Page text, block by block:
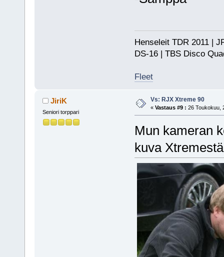
Henseleit TDR 2011 |
DS-16 | TBS Disco
Fleet
JiriK
Seniori torppari
Vs: RJX Xtreme 90
« Vastaus #9 : 26 Toukokuu,
Mun kameran
kuva